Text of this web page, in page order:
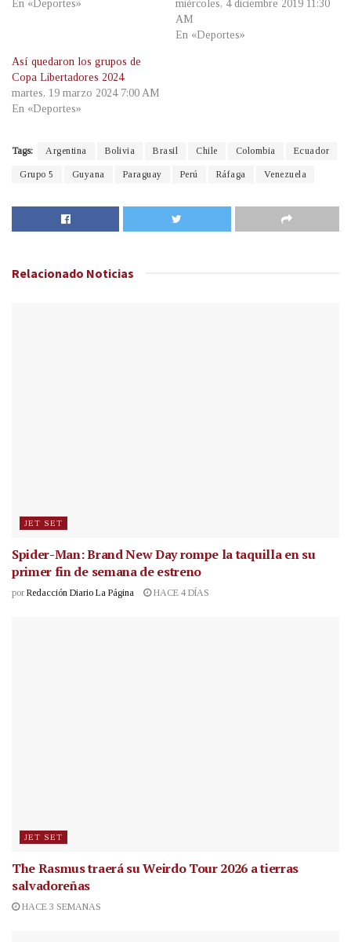
En «Deportes»
miércoles, 4 diciembre 2019 11:30
AM
En «Deportes»
Así quedaron los grupos de
Copa Libertadores 2024
martes, 19 marzo 2024 7:00 AM
En «Deportes»
Tags: Argentina Bolivia Brasil Chile Colombia Ecuador
Grupo 5 Guyana Paraguay Perú Ráfaga Venezuela
Relacionado Noticias
JET SET
Spider-Man: Brand New Day rompe la taquilla en su
primer fin de semana de estreno
por Redacción Diario La Página HACE 4 DÍAS
JET SET
The Rasmus traerá su Weirdo Tour 2026 a tierras
salvadoreñas
HACE 3 SEMANAS